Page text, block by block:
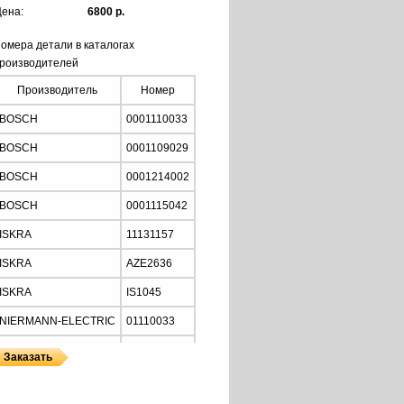
6800 р.
детали в каталогах
Производитель Номер
BOSCH 0001110033
BOSCH 0001109029
BOSCH 0001214002
BOSCH 0001115042
ISKRA 11131157
ISKRA AZE2636
ISKRA IS1045
NIERMANN-ELECTRIC 01110033